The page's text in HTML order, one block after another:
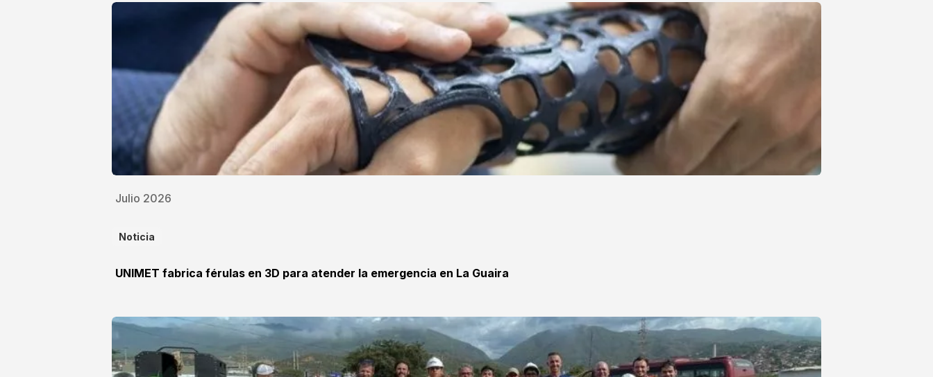
Julio 2026
Noticia
UNIMET fabrica férulas en 3D para atender la emergencia en La Guaira